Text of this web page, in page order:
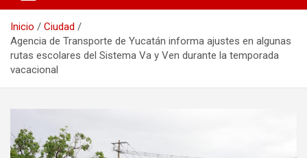
Inicio
Ciudad
Agencia de Transporte de Yucatán informa ajustes en algunas
rutas escolares del Sistema Va y Ven durante la temporada
vacacional